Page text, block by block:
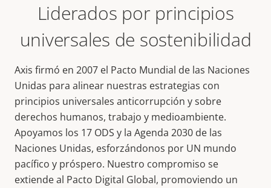
Liderados por principios
universales de sostenibilidad
Axis firmó en 2007 el Pacto Mundial de las Naciones
Unidas para alinear nuestras estrategias con
principios universales anticorrupción y sobre
derechos humanos, trabajo y medioambiente.
Apoyamos los 17 ODS y la Agenda 2030 de las
Naciones Unidas, esforzándonos por UN mundo
pacífico y próspero. Nuestro compromiso se
extiende al Pacto Digital Global, promoviendo un